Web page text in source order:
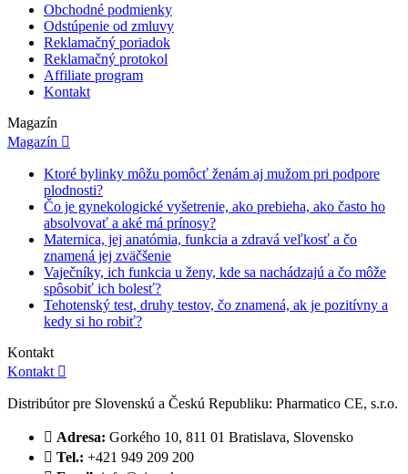
Obchodné podmienky
Odstúpenie od zmluvy
Reklamačný poriadok
Reklamačný protokol
Affiliate program
Kontakt
Magazín
Magazín 
Ktoré bylinky môžu pomôcť ženám aj mužom pri podpore
plodnosti?
Čo je gynekologické vyšetrenie, ako prebieha, ako často ho
absolvovať a aké má prínosy?
Maternica, jej anatómia, funkcia a zdravá veľkosť a čo
znamená jej zväčšenie
Vaječníky, ich funkcia u ženy, kde sa nachádzajú a čo môže
spôsobiť ich bolesť?
Tehotenský test, druhy testov, čo znamená, ak je pozitívny a
kedy si ho robiť?
Kontakt
Kontakt 
Distribútor pre Slovenskú a Českú Republiku: Pharmatico CE, s.r.o.
 Adresa: Gorkého 10, 811 01 Bratislava, Slovensko
 Tel.: +421 949 209 200